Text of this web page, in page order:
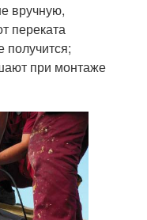
вручную,
переката
получится;
при монтаже